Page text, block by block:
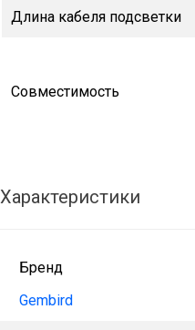
Длина кабеля подсветки
Совместимость
Характеристики
Бренд
Gembird